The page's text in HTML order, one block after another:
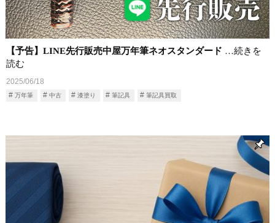
【予告】LINE先行販売中屋万年筆ネオスタンダード …続きを
読む
2025/06/18
万年筆 中古 漆塗り 筆記具 筆記具買取